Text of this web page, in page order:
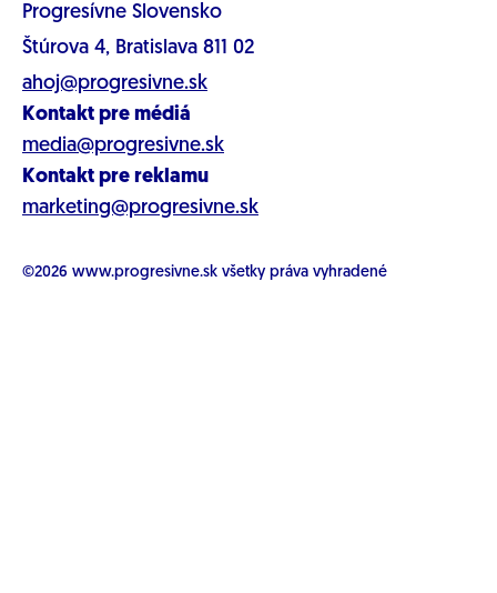
Progresívne Slovensko
Štúrova 4, Bratislava 811 02
ahoj@progresivne.sk
Kontakt pre médiá
media@progresivne.sk
Kontakt pre reklamu
marketing@progresivne.sk
©2026 www.progresivne.sk všetky práva vyhradené